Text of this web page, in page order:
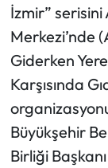
İzmir”
Merkezi’nde
Giderken
Karşısında
Büyükşehir
Birliği